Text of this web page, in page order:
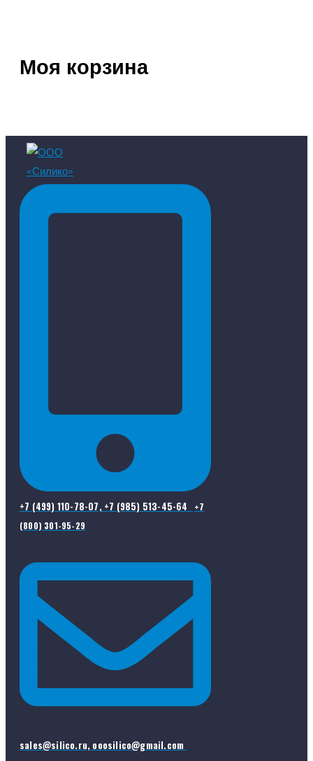
Моя корзина
+7 (499) 110-78-07, +7 (985) 513-45-64
+7
(800) 301-95-29
sales@silico.ru, ooosilico@gmail.com